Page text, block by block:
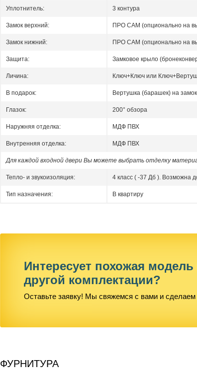
Уплотнитель: 3 контура
Замок верхний: ПРО САМ (опционально на
Замок нижний: ПРО САМ (опционально на
Защита: Замковое крыло
Личина: Ключ+Ключ или
В подарок: Вертушка (барашек) на
Глазок: 200° обзора
Наружняя отделка: МДФ ПВХ
Внутренняя отделка: МДФ ПВХ
Для каждой входной двери Вы можете выбрать отделку
Тепло- и звукоизоляция: 4 класс ( -37 Дб ). Возможна
Тип назначения: В квартиру
Интересует похожая модель
другой комплектации?
Оставьте заявку! Мы свяжемся с вами и сделаем
ФУРНИТУРА